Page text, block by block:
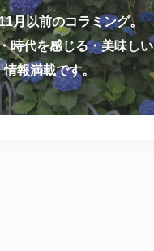
月以前のコラミング。
時代を感じる・美味しい
情報満載です。